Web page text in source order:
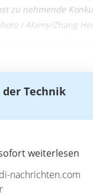
zu nehmende
/ Alamy/Zhang
Technik
weiterlesen
nachrichten.com